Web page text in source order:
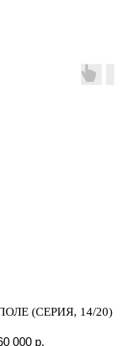
(СЕРИЯ, 14/20)
000 р.